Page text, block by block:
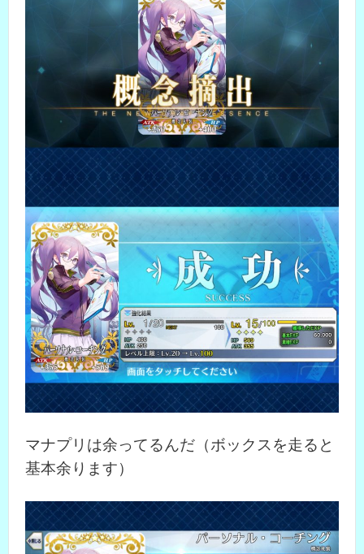
マナプリは余ってるんだ（ボックスを走ると
基本余ります）